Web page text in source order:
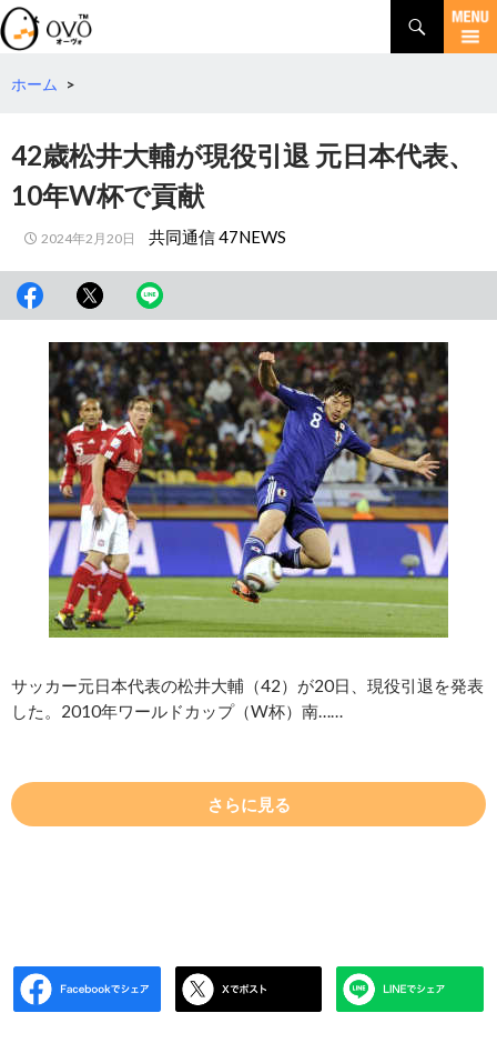
検
索
コ
テ
へ
ホーム >
42歳松井大輔が現役引退 元日本代表、
10年W杯で貢献
2024年2月20日 共同通信 47NEWS
サッカー元日本代表の松井大輔（42）が20日、現役引退を発表
した。2010年ワールドカップ（W杯）南……
さらに見る